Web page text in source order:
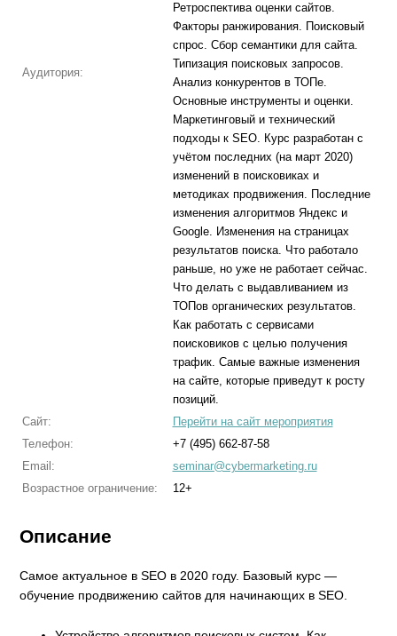
Аудитория:
Ретроспектива оценки сайтов.
Факторы ранжирования. Поисковый
спрос. Сбор семантики для сайта.
Типизация поисковых запросов.
Анализ конкурентов в ТОПе.
Основные инструменты и оценки.
Маркетинговый и технический
подходы к SEO. Курс разработан с
учётом последних (на март 2020)
изменений в поисковиках и
методиках продвижения. Последние
изменения алгоритмов Яндекс и
Google. Изменения на страницах
результатов поиска. Что работало
раньше, но уже не работает сейчас.
Что делать с выдавливанием из
ТОПов органических результатов.
Как работать с сервисами
поисковиков с целью получения
трафик. Самые важные изменения
на сайте, которые приведут к росту
позиций.
Сайт:
Перейти на сайт мероприятия
Телефон:
+7 (495) 662-87-58
Email:
seminar@cybermarketing.ru
Возрастное ограничение:
12+
Описание
Самое актуальное в SEO в 2020 году. Базовый курс —
обучение продвижению сайтов для начинающих в SEO.